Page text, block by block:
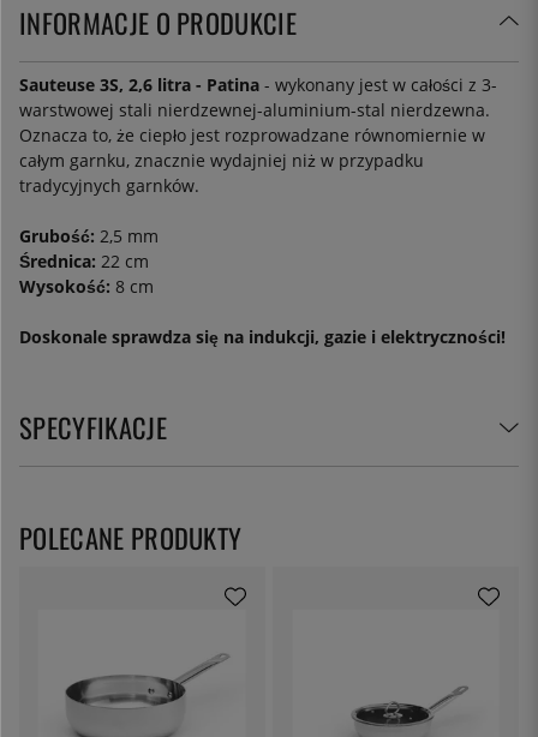
INFORMACJE O PRODUKCIE
Sauteuse 3S, 2,6 litra - Patina - wykonany jest w całości z 3-
warstwowej stali nierdzewnej-aluminium-stal nierdzewna.
Oznacza to, że ciepło jest rozprowadzane równomiernie w
całym garnku, znacznie wydajniej niż w przypadku
tradycyjnych garnków.
Grubość: 2,5 mm
Średnica: 22 cm
Wysokość: 8 cm
Doskonale sprawdza się na indukcji, gazie i elektryczności!
SPECYFIKACJE
POLECANE PRODUKTY